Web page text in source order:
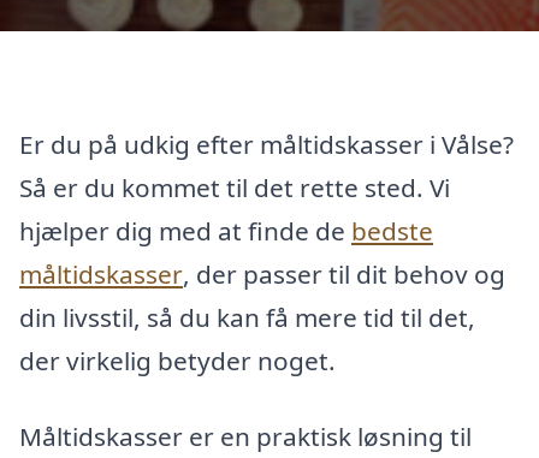
Er du på udkig efter måltidskasser i Vålse?
Så er du kommet til det rette sted. Vi
hjælper dig med at finde de bedste
måltidskasser, der passer til dit behov og
din livsstil, så du kan få mere tid til det,
der virkelig betyder noget.
Måltidskasser er en praktisk løsning til